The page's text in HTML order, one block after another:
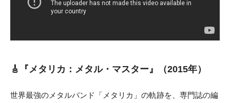
🎸『メタリカ：メタル・マスター』（2015年）
世界最強のメタルバンド「メタリカ」の軌跡を、専門誌の編